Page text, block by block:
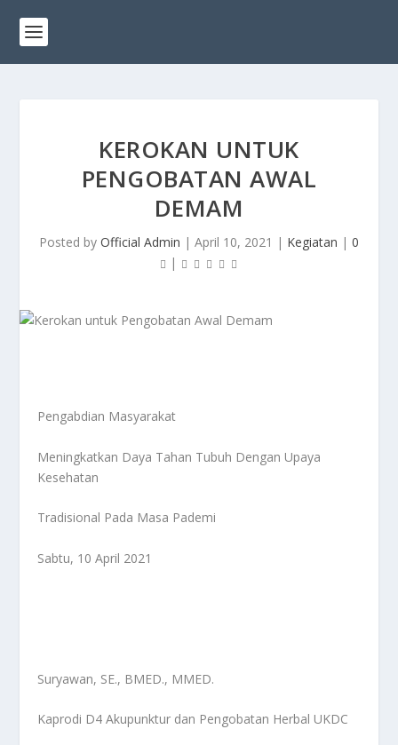
KEROKAN UNTUK
PENGOBATAN AWAL
DEMAM
Posted by Official Admin | April 10, 2021 | Kegiatan | 0
|
Pengabdian Masyarakat
Meningkatkan Daya Tahan Tubuh Dengan Upaya
Kesehatan
Tradisional Pada Masa Pademi
Sabtu, 10 April 2021
Suryawan, SE., BMED., MMED.
Kaprodi D4 Akupunktur dan Pengobatan Herbal UKDC